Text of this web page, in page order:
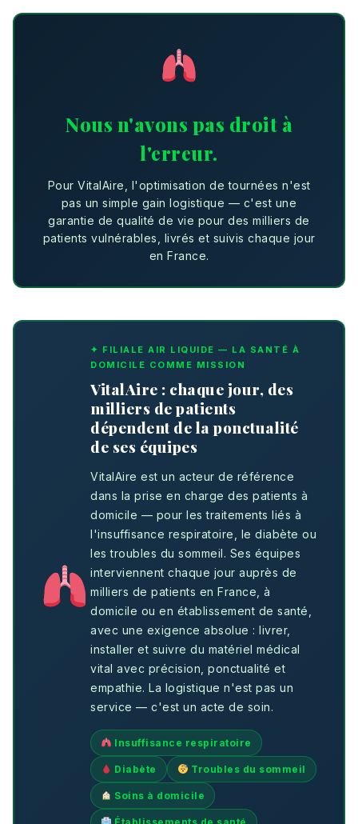
Nous n'avons pas droit à
l'erreur.
Pour VitalAire, l'optimisation de tournées n'est
pas un simple gain logistique — c'est une
garantie de qualité de vie pour des milliers de
patients vulnérables, livrés et suivis chaque jour
en France.
✦ FILIALE AIR LIQUIDE — LA SANTÉ À
DOMICILE COMME MISSION
VitalAire : chaque jour, des
milliers de patients
dépendent de la ponctualité
de ses équipes
VitalAire est un acteur de référence
dans la prise en charge des patients à
domicile — pour les traitements liés à
l'insuffisance respiratoire, le diabète ou
les troubles du sommeil. Ses équipes
interviennent chaque jour auprès de
milliers de patients en France, à
domicile ou en établissement de santé,
avec une exigence absolue : livrer,
installer et suivre du matériel médical
vital avec précision, ponctualité et
empathie. La logistique n'est pas un
service — c'est un acte de soin.
Insuffisance respiratoire
Diabète Troubles du sommeil
Soins à domicile
Établissements de santé